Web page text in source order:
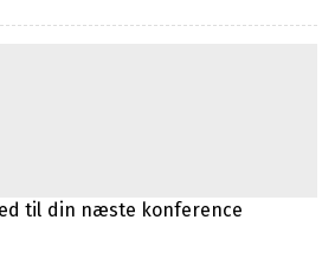
til din næste konference